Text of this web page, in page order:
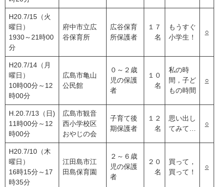
H20.7/15（火
曜日）
1930～21時00
分
府中市立広
谷保育所
広谷保育
所保護者
１７
名
もうすぐ
小学生！
○
H20.7/14（月
曜日）
10時00分～12
時00分
広島市亀山
公民館
０～２歳
児の保護
者
１０
名
私の時
間，子ど
もの時間
○
H.20.7/13（日)
11時00分～12
時00分
広島市観音
西小学校区
おやじの会
子育て後
期保護者
１２
名
思い出し
てみて…
○
H20.7/10（木
曜日）
16時15分～17
時35分
江田島市江
田島保育園
２～６歳
児の保護
者
２０
名
買って，
買って！
○